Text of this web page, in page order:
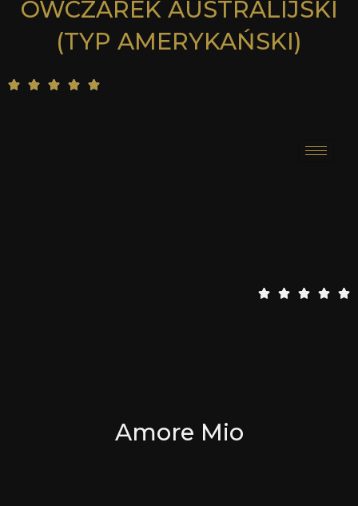
OWCZAREK AUSTRALIJSKI
(TYP AMERYKAŃSKI)
    5
    5
Amore Mio